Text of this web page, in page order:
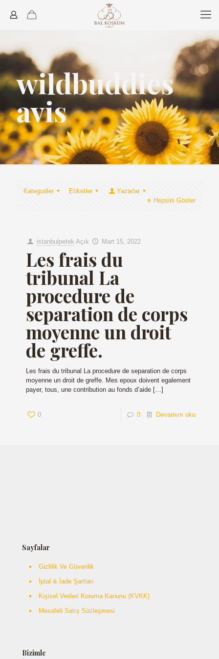
wildbuddies
avis
Kategoriler Etiketler
Yazarlar
Hepsini Göster
istanbulpetek Açık Mart 15, 2022
Les frais du
tribunal La
procedure de
separation de corps
moyenne un droit
de greffe.
Les frais du tribunal La procedure de separation de corps
moyenne un droit de greffe. Mes epoux doivent egalement
payer, tous, une contribution au fonds d’aide […]
0 0 Devamını oku
Sayfalar
Gizlilik Ve Güvenlik
İptal & İade Şartları
Kişisel Verileri Koruma Kanunu (KVKK)
Mesafeli Satış Sözleşmesi
Bizimle